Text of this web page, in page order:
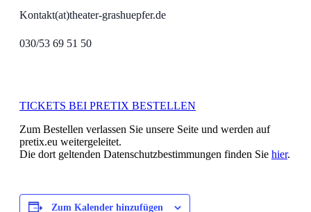
Kontakt(at)theater-grashuepfer.de
030/53 69 51 50
TICKETS BEI PRETIX BESTELLEN
Zum Bestellen verlassen Sie unsere Seite und werden auf
pretix.eu weitergeleitet.
Die dort geltenden Datenschutzbestimmungen finden Sie hier.
Zum Kalender hinzufügen